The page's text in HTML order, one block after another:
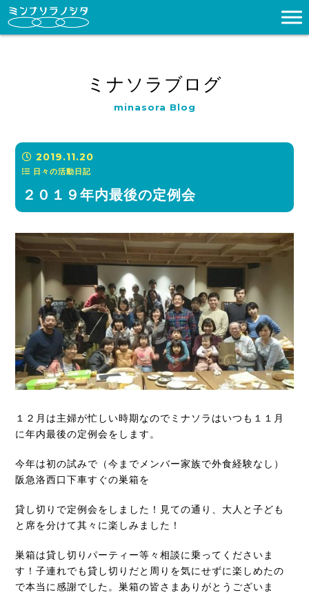
ミナソラブログ
minasora Blog
2019.11.20
日々の活動日記
２０１９年内最後の定例会
１２月は主婦が忙しい時期なのでミナソラはいつも１１月
に年内最後の定例会をします。
今年は初の試みで（今までメンバー家族で外食経験なし）
阪急洛西口下車すぐの巣箱を
貸し切りで定例会をしました！見ての通り、大人と子ども
と席を分けて其々に楽しみました！
巣箱は貸し切りパーティー等々相談に乗ってくださいま
す！子連れでも貸し切りだと周りを気にせずに楽しめたの
で本当に感謝でした。巣箱の皆さまありがとうございま